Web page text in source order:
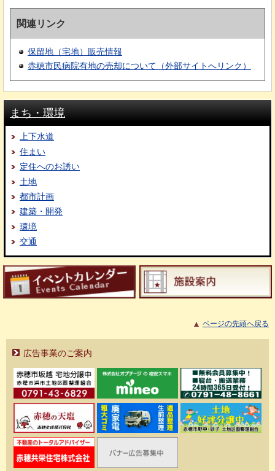
関連リンク
保留地（宅地）販売情報
赤穂市民病院有地の売却について（外部サイトへリンク）
まち・環境
上下水道
住まい
定住へのお誘い
土地
都市計画
建築・開発
環境
交通
ページの先頭へ戻る
広告事業のご案内